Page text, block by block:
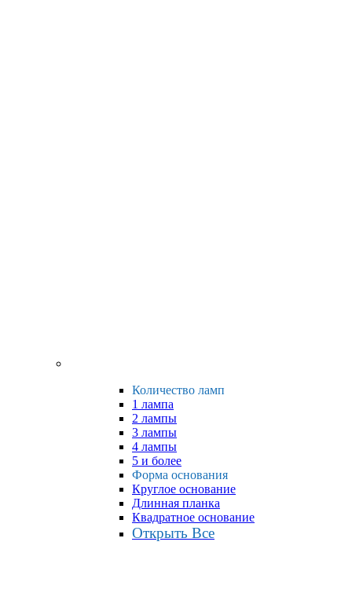
Количество ламп
1 лампа
2 лампы
3 лампы
4 лампы
5 и более
Форма основания
Круглое основание
Длинная планка
Квадратное основание
Открыть Все